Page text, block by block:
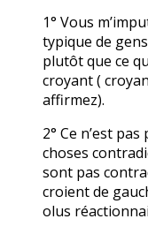
1° Vous
typique de
plutôt que ce
croyant (
affirmez).
2° Ce n’est
choses
sont pas
croient de
olus